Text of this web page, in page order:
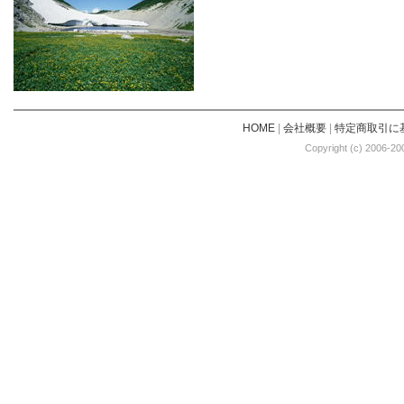
HOME| 会社概要| 特定商取引に
Copyright (c) 2006-